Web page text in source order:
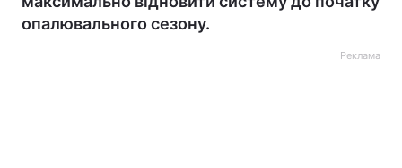
опалювального сезону.
Реклама